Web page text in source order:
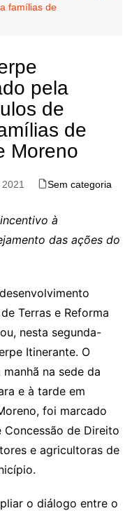
famílias de
pela
de
de
Moreno
Sem categoria
à
das ações do
Terras e Reforma
nesta segunda-
Itinerante. O
na sede da
e à tarde em
foi marcado
de Direito
e agricultoras de
o diálogo entre o